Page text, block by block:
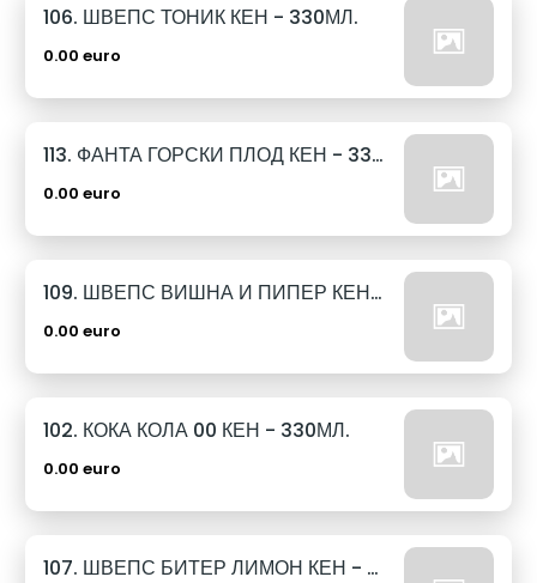
106. ШВЕПС ТОНИК КЕН - 330МЛ.
0.00 euro
113. ФАНТА ГОРСКИ ПЛОД КЕН - 330МЛ.
0.00 euro
109. ШВЕПС ВИШНА И ПИПЕР КЕН - 330МЛ.
0.00 euro
102. КОКА КОЛА 00 КЕН - 330МЛ.
0.00 euro
107. ШВЕПС БИТЕР ЛИМОН КЕН - 330МЛ.